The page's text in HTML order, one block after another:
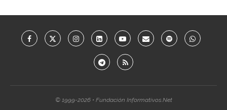
© 1999-2026 • Fundación Informativos.Net